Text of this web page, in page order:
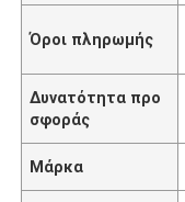
Όροι πληρωμής
Δυνατότητα προ
σφοράς
Μάρκα